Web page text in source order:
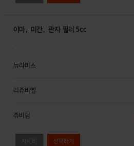
이마, 미간, 관자 필러 5cc
자세히
뉴라미스
리쥬비엘
쥬비덤